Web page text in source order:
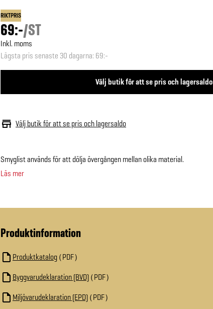
RIKTPRIS
69:-/ST
Inkl. moms
Lägsta pris senaste 30 dagarna: 69:-
Välj butik för att se pris och lagersaldo
Välj butik för att se pris och lagersaldo
Smyglist används för att dölja övergången mellan olika material.
Läs mer
Produktinformation
Produktkatalog PDF
Byggvarudeklaration (BVD) PDF
Miljövarudeklaration (EPD) PDF